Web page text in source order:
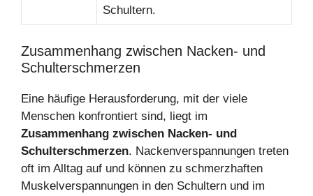
Schultern.
Zusammenhang zwischen Nacken- und
Schulterschmerzen
Eine häufige Herausforderung, mit der viele
Menschen konfrontiert sind, liegt im
Zusammenhang zwischen Nacken- und
Schulterschmerzen. Nackenverspannungen treten
oft im Alltag auf und können zu schmerzhaften
Muskelverspannungen in den Schultern und im